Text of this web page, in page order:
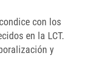
con los
en la LCT.
y